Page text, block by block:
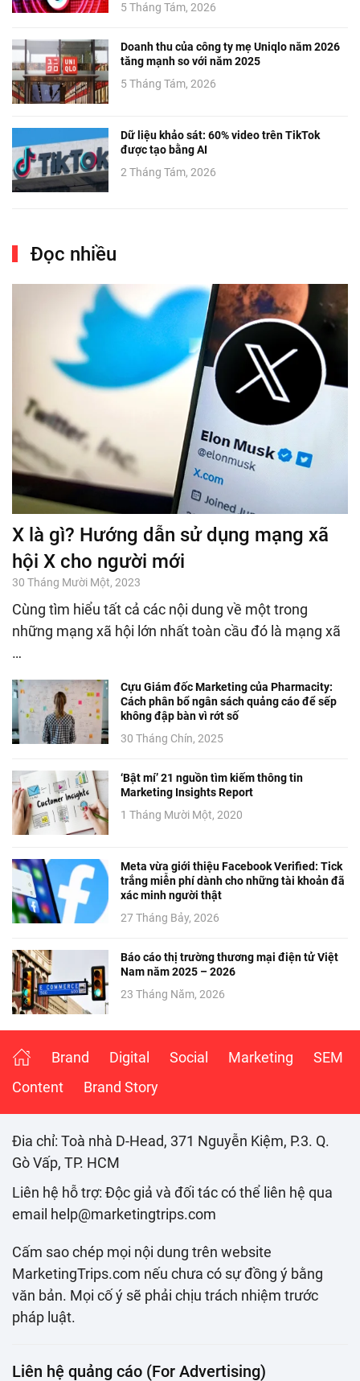
5 Tháng Tám, 2026
Doanh thu của công ty mẹ Uniqlo năm 2026
tăng mạnh so với năm 2025
5 Tháng Tám, 2026
Dữ liệu khảo sát: 60% video trên TikTok
được tạo bằng AI
2 Tháng Tám, 2026
Đọc nhiều
X là gì? Hướng dẫn sử dụng mạng xã
hội X cho người mới
30 Tháng Mười Một, 2023
Cùng tìm hiểu tất cả các nội dung về một trong
những mạng xã hội lớn nhất toàn cầu đó là mạng xã
…
Cựu Giám đốc Marketing của Pharmacity:
Cách phân bổ ngân sách quảng cáo để sếp
không đập bàn vì rớt số
30 Tháng Chín, 2025
‘Bật mí’ 21 nguồn tìm kiếm thông tin
Marketing Insights Report
1 Tháng Mười Một, 2020
Meta vừa giới thiệu Facebook Verified: Tick
trắng miễn phí dành cho những tài khoản đã
xác minh người thật
27 Tháng Bảy, 2026
Báo cáo thị trường thương mại điện tử Việt
Nam năm 2025 – 2026
23 Tháng Năm, 2026
Brand Digital Social Marketing
SEM
Content
Brand Story
Đia chỉ: Toà nhà D-Head, 371 Nguyễn Kiệm, P.3. Q.
Gò Vấp, TP. HCM
Liên hệ hỗ trợ: Độc giả và đối tác có thể liên hệ qua
email help@marketingtrips.com
Cấm sao chép mọi nội dung trên website
MarketingTrips.com nếu chưa có sự đồng ý bằng
văn bản. Mọi cố ý sẽ phải chịu trách nhiệm trước
pháp luật.
Liên hệ quảng cáo (For Advertising)